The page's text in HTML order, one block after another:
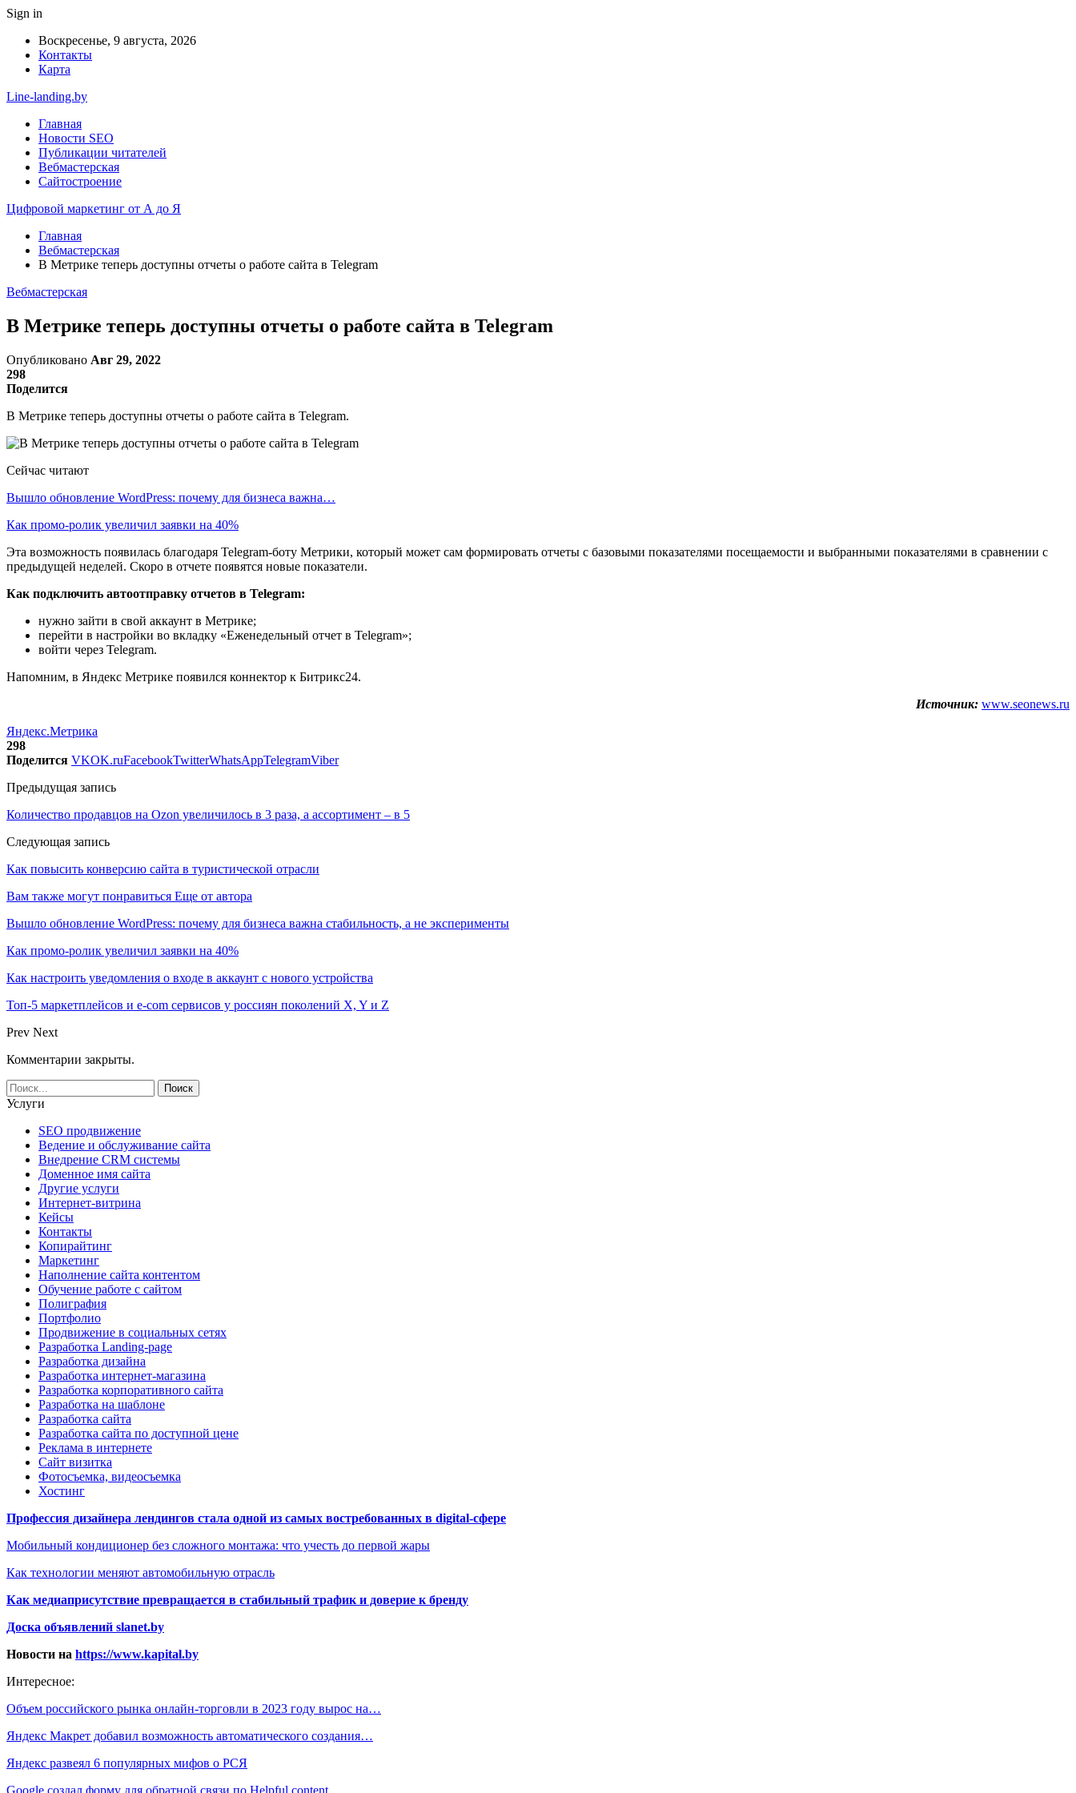
Sign in
Воскресенье, 9 августа, 2026
Контакты
Карта
Line-landing.by
Главная
Новости SEO
Публикации читателей
Вебмастерская
Сайтостроение
Цифровой маркетинг от А до Я
Главная
Вебмастерская
В Метрике теперь доступны отчеты о работе сайта в Telegram
Вебмастерская
В Метрике теперь доступны отчеты о работе сайта в Telegram
Опубликовано Авг 29, 2022
298
Поделится
В Метрике теперь доступны отчеты о работе сайта в Telegram.
Сейчас читают
Вышло обновление WordPress: почему для бизнеса важна…
Как промо-ролик увеличил заявки на 40%
Эта возможность появилась благодаря Telegram-боту Метрики, который может сам формировать отчеты с базовыми показателями посещаемости и выбранными показателями в сравнении с
предыдущей неделей. Скоро в отчете появятся новые показатели.
Как подключить автоотправку отчетов в Telegram:
нужно зайти в свой аккаунт в Метрике;
перейти в настройки во вкладку «Еженедельный отчет в Telegram»;
войти через Telegram.
Напомним, в Яндекс Метрике появился коннектор к Битрикс24.
Источник: www.seonews.ru
Яндекс.Метрика
298
Поделится VKOK.ruFacebookTwitterWhatsAppTelegramViber
Предыдущая запись
Количество продавцов на Ozon увеличилось в 3 раза, а ассортимент – в 5
Следующая запись
Как повысить конверсию сайта в туристической отрасли
Вам также могут понравиться Еще от автора
Вышло обновление WordPress: почему для бизнеса важна стабильность, а не эксперименты
Как промо-ролик увеличил заявки на 40%
Как настроить уведомления о входе в аккаунт с нового устройства
Топ-5 маркетплейсов и e-com сервисов у россиян поколений X, Y и Z
Prev Next
Комментарии закрыты.
Услуги
SEO продвижение
Ведение и обслуживание сайта
Внедрение CRM системы
Доменное имя сайта
Другие услуги
Интернет-витрина
Кейсы
Контакты
Копирайтинг
Маркетинг
Наполнение сайта контентом
Обучение работе с сайтом
Полиграфия
Портфолио
Продвижение в социальных сетях
Разработка Landing-page
Разработка дизайна
Разработка интернет-магазина
Разработка корпоративного сайта
Разработка на шаблоне
Разработка сайта
Разработка сайта по доступной цене
Реклама в интернете
Сайт визитка
Фотосъемка, видеосъемка
Хостинг
Профессия дизайнера лендингов стала одной из самых востребованных в digital-сфере
Мобильный кондиционер без сложного монтажа: что учесть до первой жары
Как технологии меняют автомобильную отрасль
Как медиаприсутствие превращается в стабильный трафик и доверие к бренду
Доска объявлений slanet.by
Новости на https://www.kapital.by
Интересное:
Объем российского рынка онлайн-торговли в 2023 году вырос на…
Яндекс Макрет добавил возможность автоматического создания…
Яндекс развеял 6 популярных мифов о РСЯ
Google создал форму для обратной связи по Helpful content…